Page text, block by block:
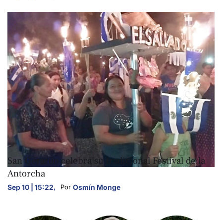
ARTE Y CULTURA
San Gerardo celebra su tradicional Festival de la
Antorcha
Sep 10 | 15:22, Por Osmín Monge